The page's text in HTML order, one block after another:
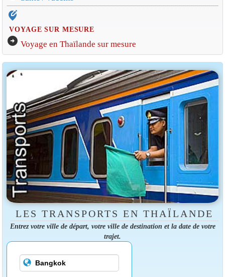
edit_location_alt
VOYAGE SUR MESURE
arrow_circle_right Voyage en Thaïlande sur mesure
LES TRANSPORTS EN THAÏLANDE
Entrez votre ville de départ, votre ville de destination et la date de votre
trajet.